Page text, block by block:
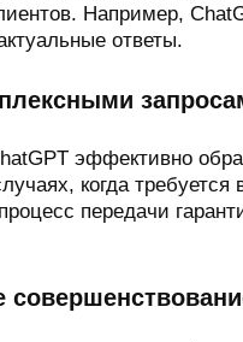
Например,
ответы.
эффективно
когда требуется
передачи